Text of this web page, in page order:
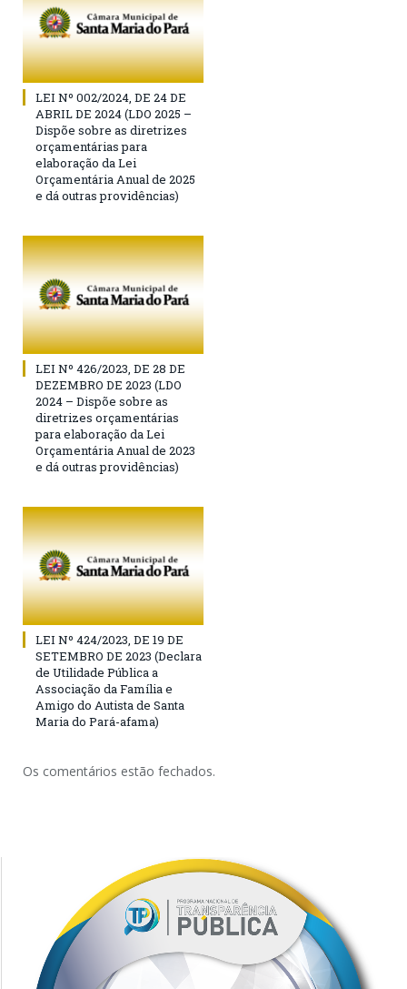
LEI Nº 002/2024, DE 24 DE
ABRIL DE 2024 (LDO 2025 –
Dispõe sobre as diretrizes
orçamentárias para
elaboração da Lei
Orçamentária Anual de 2025
e dá outras providências)
LEI Nº 426/2023, DE 28 DE
DEZEMBRO DE 2023 (LDO
2024 – Dispõe sobre as
diretrizes orçamentárias
para elaboração da Lei
Orçamentária Anual de 2023
e dá outras providências)
LEI Nº 424/2023, DE 19 DE
SETEMBRO DE 2023 (Declara
de Utilidade Pública a
Associação da Família e
Amigo do Autista de Santa
Maria do Pará-afama)
Os comentários estão fechados.